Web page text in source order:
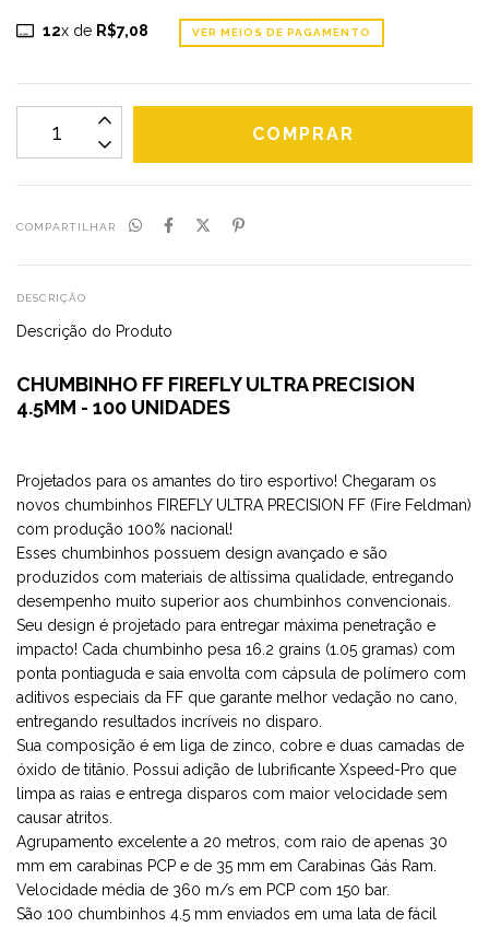
12x de R$7,08 VER MEIOS DE PAGAMENTO
COMPARTILHAR
DESCRIÇÃO
Descrição do Produto
CHUMBINHO FF FIREFLY ULTRA PRECISION
4.5MM - 100 UNIDADES
Projetados para os amantes do tiro esportivo! Chegaram os
novos chumbinhos FIREFLY ULTRA PRECISION FF (Fire Feldman)
com produção 100% nacional!
Esses chumbinhos possuem design avançado e são
produzidos com materiais de altíssima qualidade, entregando
desempenho muito superior aos chumbinhos convencionais.
Seu design é projetado para entregar máxima penetração e
impacto! Cada chumbinho pesa 16.2 grains (1.05 gramas) com
ponta pontiaguda e saia envolta com cápsula de polímero com
aditivos especiais da FF que garante melhor vedação no cano,
entregando resultados incríveis no disparo.
Sua composição é em liga de zinco, cobre e duas camadas de
óxido de titânio. Possui adição de lubrificante Xspeed-Pro que
limpa as raias e entrega disparos com maior velocidade sem
causar atritos.
Agrupamento excelente a 20 metros, com raio de apenas 30
mm em carabinas PCP e de 35 mm em Carabinas Gás Ram.
Velocidade média de 360 m/s em PCP com 150 bar.
São 100 chumbinhos 4.5 mm enviados em uma lata de fácil